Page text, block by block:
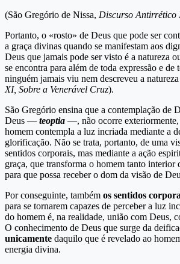
(São Gregório de Nissa, Discurso Antirrético
Portanto, o «rosto» de Deus que pode ser
a graça divinas quando se manifestam aos
Deus que jamais pode ser visto é a natureza
se encontra para além de toda expressão e de
ninguém jamais viu nem descreveu a
XI, Sobre a Venerável Cruz).
São Gregório ensina que a contemplação de
Deus — teoptia —, não ocorre
homem contempla a luz incriada mediante a
glorificação. Não se trata, portanto, de uma
sentidos corporais, mas mediante a ação
graça, que transforma o homem tanto interior
para que possa receber o dom da visão de
Por conseguinte, também os sentidos
para se tornarem capazes de perceber a luz
do homem é, na realidade, união com Deus,
O conhecimento de Deus que surge da
unicamente daquilo que é revelado ao
energia divina.